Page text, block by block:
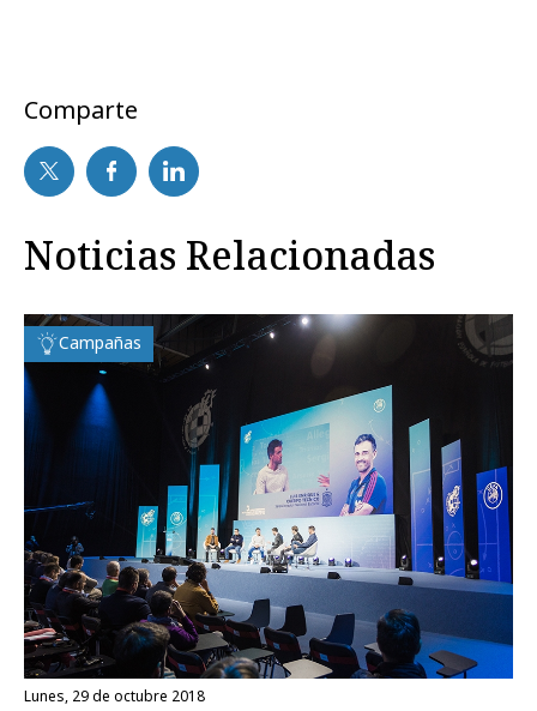
Comparte
Noticias Relacionadas
Campañas
lunes, 29 de octubre 2018